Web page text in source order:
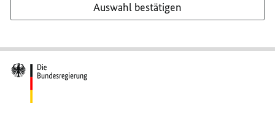
Auswahl bestätigen